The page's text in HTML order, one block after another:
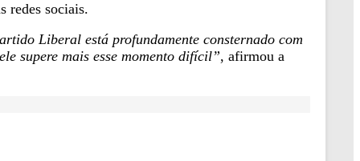
redes sociais.
Liberal está profundamente consternado com
supere mais esse momento difícil”, afirmou a